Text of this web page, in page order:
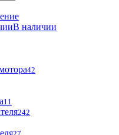
В наличии
42
11
242